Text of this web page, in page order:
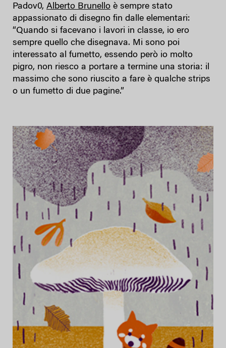
Padov0, Alberto Brunello è sempre stato
appassionato di disegno fin dalle elementari:
“Quando si facevano i lavori in classe, io ero
sempre quello che disegnava. Mi sono poi
interessato al fumetto, essendo però io molto
pigro, non riesco a portare a termine una storia: il
massimo che sono riuscito a fare è qualche strips
o un fumetto di due pagine.”